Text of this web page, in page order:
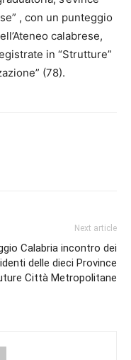
, con un punteggio
calabrese,
in “Strutture”
(78).
Next article
Calabria incontro dei
delle dieci Province
Città Metropolitane